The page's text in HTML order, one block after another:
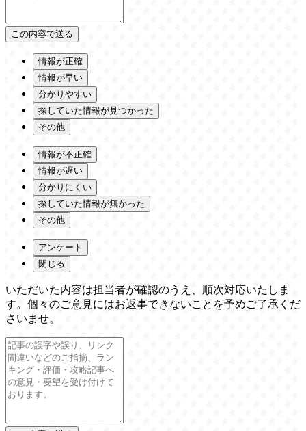
情報が正確
情報が早い
分かりやすい
探していた情報が見つかった
その他
情報が不正確
情報が遅い
分かりにくい
探していた情報が無かった
その他
アンケート
閉じる
いただいた内容は担当者が確認のうえ、順次対応いたしま
す。個々のご意見にはお返事できないことを予めご了承くだ
さいませ。